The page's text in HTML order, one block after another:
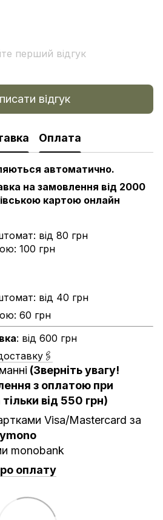
перший відгук
відгук
Оплата
автоматично.
на замовлення від 2000
картою онлайн
від 80 грн
100 грн
від 40 грн
60 грн
: від 600 грн
(Зверніть увагу!
з оплатою при
від 550 грн)
Visa/Mastercard за
monobank
оплату